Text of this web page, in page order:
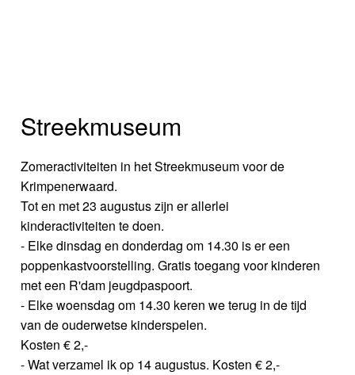
Streekmuseum
Zomeractiviteiten in het Streekmuseum voor de
Krimpenerwaard.
Tot en met 23 augustus zijn er allerlei
kinderactiviteiten te doen.
- Elke dinsdag en donderdag om 14.30 is er een
poppenkastvoorstelling. Gratis toegang voor kinderen
met een R'dam jeugdpaspoort.
- Elke woensdag om 14.30 keren we terug in de tijd
van de ouderwetse kinderspelen.
Kosten € 2,-
- Wat verzamel ik op 14 augustus. Kosten € 2,-